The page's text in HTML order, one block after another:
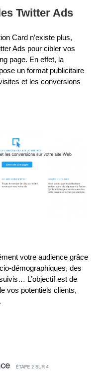
Twitter Ads
Card n’existe plus,
Ads pour cibler vos
page. En effet, la
un format publicitaire
et les conversions
votre audience grâce
démographiques, des
L’objectif est de
vos potentiels clients,